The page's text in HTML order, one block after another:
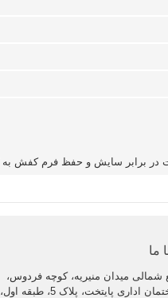
ما
شمالی میدان منیریه، کوچه فردوس،
ساختمان اداری پایتخت، پلاک 5، طبقه اول،